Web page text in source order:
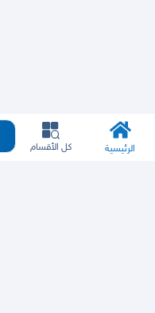
الرئيسية كل الأقسام